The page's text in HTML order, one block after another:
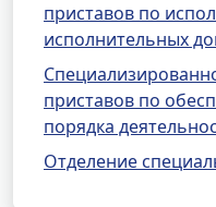
приставов по
исполнительных
приставов по
порядка
Отделение